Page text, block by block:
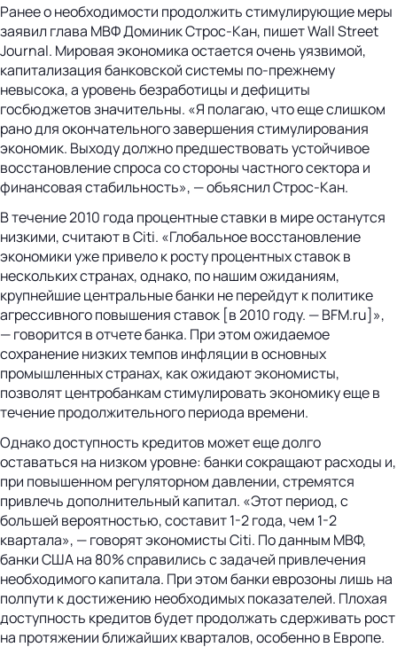
Ранее о необходимости продолжить стимулирующие меры
заявил глава МВФ Доминик Строс-Кан, пишет Wall Street
Journal. Мировая экономика остается очень уязвимой,
капитализация банковской системы по-прежнему
невысока, а уровень безработицы и дефициты
госбюджетов значительны. «Я полагаю, что еще слишком
рано для окончательного завершения стимулирования
экономик. Выходу должно предшествовать устойчивое
восстановление спроса со стороны частного сектора и
финансовая стабильность», — объяснил Строс-Кан.
В течение 2010 года процентные ставки в мире останутся
низкими, считают в Сiti. «Глобальное восстановление
экономики уже привело к росту процентных ставок в
нескольких странах, однако, по нашим ожиданиям,
крупнейшие центральные банки не перейдут к политике
агрессивного повышения ставок [в 2010 году. — BFM.ru]»,
— говорится в отчете банка. При этом ожидаемое
сохранение низких темпов инфляции в основных
промышленных странах, как ожидают экономисты,
позволят центробанкам стимулировать экономику еще в
течение продолжительного периода времени.
Однако доступность кредитов может еще долго
оставаться на низком уровне: банки сокращают расходы и,
при повышенном регуляторном давлении, стремятся
привлечь дополнительный капитал. «Этот период, с
большей вероятностью, составит 1-2 года, чем 1-2
квартала», — говорят экономисты Citi. По данным МВФ,
банки США на 80% справились с задачей привлечения
необходимого капитала. При этом банки еврозоны лишь на
полпути к достижению необходимых показателей. Плохая
доступность кредитов будет продолжать сдерживать рост
на протяжении ближайших кварталов, особенно в Европе.